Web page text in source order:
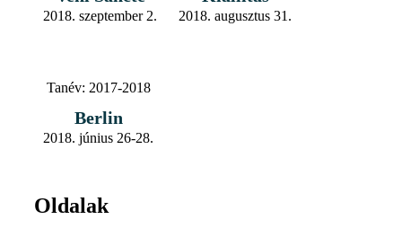
2018. szeptember 2. 2018. augusztus 31.
Tanév: 2017-2018
Berlin
2018. június 26-28.
Oldalak